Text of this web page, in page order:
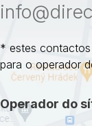
* estes
para o operador
Operador do